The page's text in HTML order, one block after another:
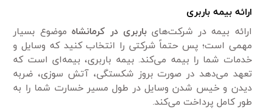
ارائه بیمه باربری
ارائه بیمه در شرکت‌های باربری در کرمانشاهموضوع بسیار
مهمی است؛ پس حتماً شرکتی را انتخاب کنید که وسایل و
خدمات شما را بیمه می‌کند. بیمه باربری، بیمه‌ای است که
تعهد می‌دهد در صورت بروز شکستگی، آتش سوزی، ضربه
دیدن و خیس شدن وسایل در طول مسیر خسارت شما را به
طور کامل پرداخت می‌کند.